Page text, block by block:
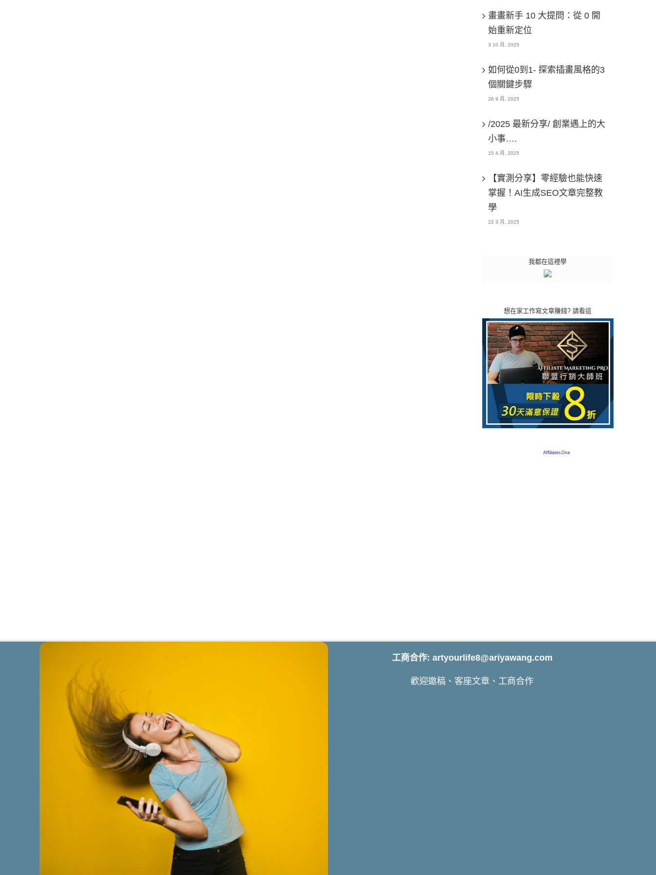
畫畫新手 10 大提問：從 0 開
始重新定位
3 10 月, 2025
如何從0到1- 探索插畫風格的3
個關鍵步驟
26 9 月, 2025
/2025 最新分享/ 創業遇上的大
小事….
15 4 月, 2025
【實測分享】零經驗也能快速
掌握！AI生成SEO文章完整教
學
22 3 月, 2025
我都在這裡學
想在家工作寫文章賺錢? 請看這
工商合作: artyourlife8@ariyawang.com
歡迎邀稿、客座文章、工商合作